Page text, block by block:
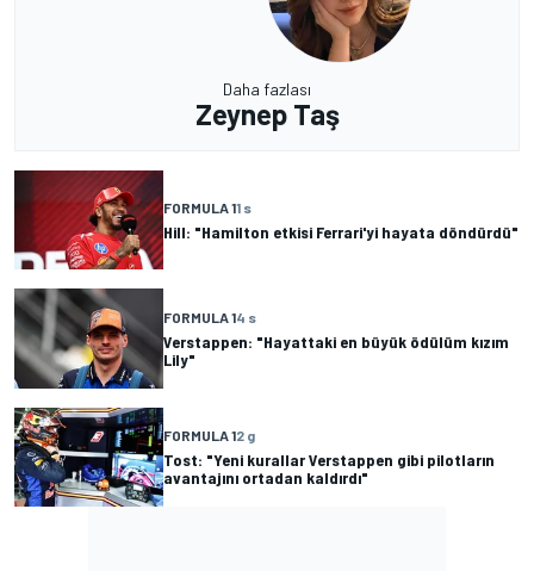
Daha fazlası
Zeynep Taş
FORMULA 11 s
Hill: "Hamilton etkisi Ferrari'yi hayata döndürdü"
FORMULA 14 s
Verstappen: "Hayattaki en büyük ödülüm kızım
Lily"
FORMULA 12 g
Tost: "Yeni kurallar Verstappen gibi pilotların
avantajını ortadan kaldırdı"